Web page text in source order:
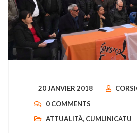
20 JANVIER 2018
0 COMMENTS
ATTUALITÀ, CUMUNICATU